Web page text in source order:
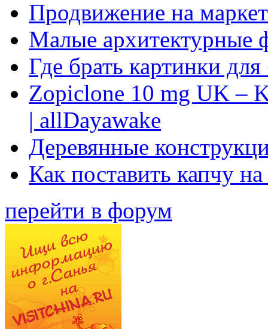
Продвижение на
Малые архитектурные
Где брать картинки
Zopiclone 10 mg UK –
| allDayawake
Деревянные
Как поставить капчу
перейти в форум